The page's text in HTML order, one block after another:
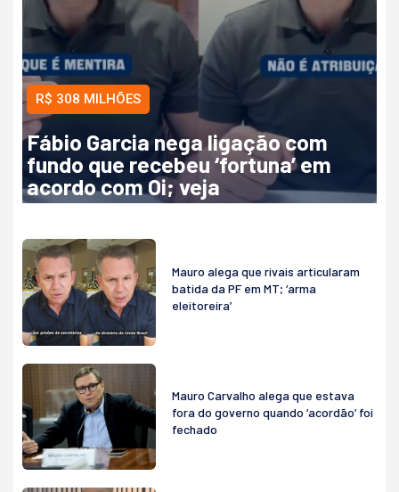
R$ 308 MILHÕES
Fábio Garcia nega ligação com
fundo que recebeu ‘fortuna’ em
acordo com Oi; veja
Mauro alega que rivais articularam
batida da PF em MT; ‘arma
eleitoreira’
Mauro Carvalho alega que estava
fora do governo quando ‘acordão’ foi
fechado